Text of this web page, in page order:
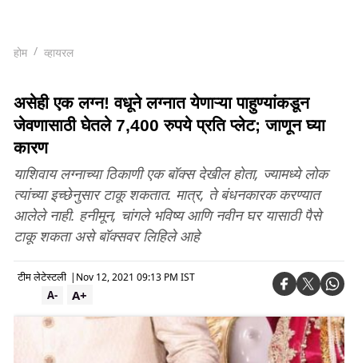
होम व्हायरल
असेही एक लग्न! वधूने लग्नात येणाऱ्या पाहुण्यांकडून
जेवणासाठी घेतले 7,400 रुपये प्रति प्लेट; जाणून घ्या
कारण
याशिवाय लग्नाच्या ठिकाणी एक बॉक्स देखील होता, ज्यामध्ये लोक
त्यांच्या इच्छेनुसार टाकू शकतात. मात्र, ते बंधनकारक करण्यात
आलेले नाही. हनीमून, चांगले भविष्य आणि नवीन घर यासाठी पैसे
टाकू शकता असे बॉक्सवर लिहिले आहे
टीम लेटेस्टली | Nov 12, 2021 09:13 PM IST
A+
A-